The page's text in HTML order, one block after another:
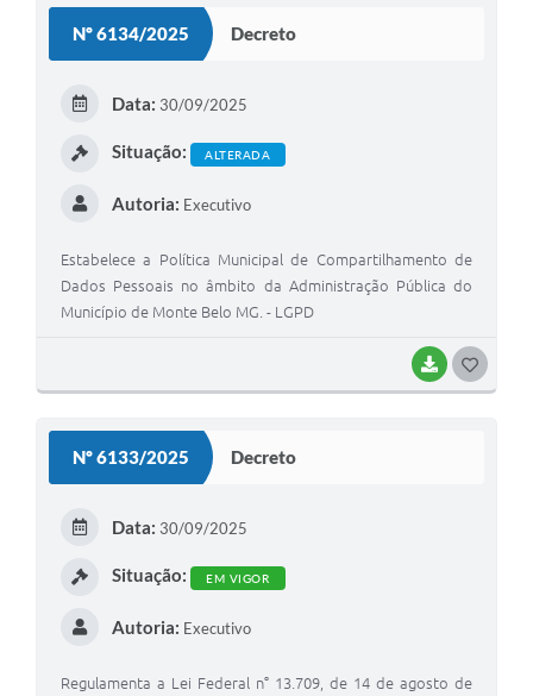
Nº 6134/2025 Decreto
BAIXAR
Data: 30/09/2025
Situação: ALTERADA
Autoria: Executivo
Estabelece a Política Municipal de Compartilhamento de
Dados Pessoais no âmbito da Administração Pública do
Município de Monte Belo MG. - LGPD
Nº 6133/2025 Decreto
Data: 30/09/2025
Situação: EM VIGOR
Autoria: Executivo
Regulamenta a Lei Federal n° 13.709, de 14 de agosto de